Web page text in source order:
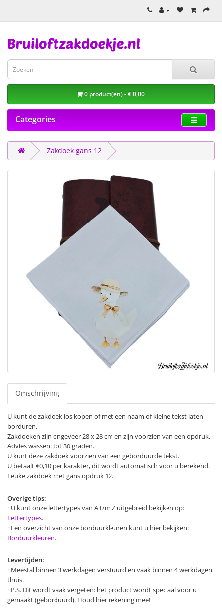
0 product(en) - € 0,00
Categories
Zakdoek gans 12
Omschrijving
U kunt de zakdoek los kopen of met een naam of kleine tekst laten
borduren.
Zakdoeken zijn ongeveer 28 x 28 cm en zijn voorzien van een opdruk.
Advies wassen: tot 30 graden.
U kunt deze zakdoek voorzien van een geborduurde tekst.
U betaalt €0,10 per karakter, dit wordt automatisch voor u berekend.
Leuke zakdoek met gans opdruk 12.
Overige tips:
U kunt onze lettertypes van A t/m Z uitgebreid bekijken op:
Lettertypes.
Een overzicht van onze borduurkleuren kunt u hier bekijken:
Borduurkleuren.
Levertijden:
Meestal binnen 3 werkdagen verstuurd en vaak binnen 4 werkdagen
thuis.
P.S. Dit wordt vaak vergeten: het product wordt speciaal voor u
gemaakt (geborduurd). Houd hier rekening mee!